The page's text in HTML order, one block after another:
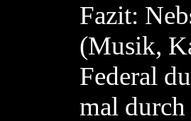
Fazit:
(Musik,
Federal
mal durch